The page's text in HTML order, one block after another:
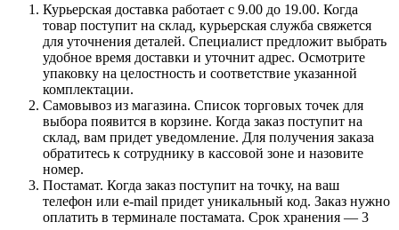
Курьерская доставка работает с 9.00 до 19.00. Когда
товар поступит на склад, курьерская служба свяжется
для уточнения деталей. Специалист предложит выбрать
удобное время доставки и уточнит адрес. Осмотрите
упаковку на целостность и соответствие указанной
комплектации.
Самовывоз из магазина. Список торговых точек для
выбора появится в корзине. Когда заказ поступит на
склад, вам придет уведомление. Для получения заказа
обратитесь к сотруднику в кассовой зоне и назовите
номер.
Постамат. Когда заказ поступит на точку, на ваш
телефон или e-mail придет уникальный код. Заказ нужно
оплатить в терминале постамата. Срок хранения — 3